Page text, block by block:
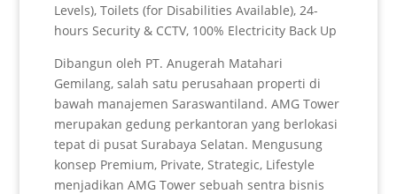
Levels), Toilets (for Disabilities Available), 24-
hours Security & CCTV, 100% Electricity Back Up
Dibangun oleh PT. Anugerah Matahari
Gemilang, salah satu perusahaan properti di
bawah manajemen Saraswantiland. AMG Tower
merupakan gedung perkantoran yang berlokasi
tepat di pusat Surabaya Selatan. Mengusung
konsep Premium, Private, Strategic, Lifestyle
menjadikan AMG Tower sebuah sentra bisnis